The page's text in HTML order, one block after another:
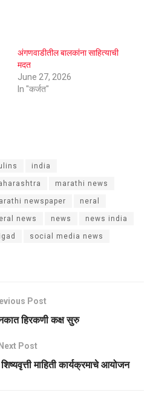
अंगणवाडीतील बालकांना साहित्याची
मदत
June 27, 2026
In "कर्जत"
india
marathi news
newspaper neral
news news news india
social media news
Post
हिरकणी कक्ष सुरु
Next Post
माहिती कार्यक्रमाचे आयोजन